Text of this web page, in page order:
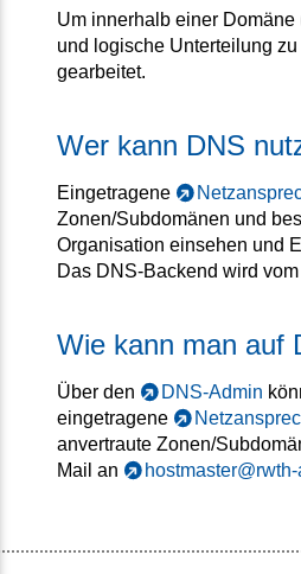
Um innerhalb einer Domäne
und logische Unterteilung
gearbeitet.
Wer kann DNS
Eingetragene
Zonen/Subdomänen und
Organisation einsehen und
Das DNS-Backend wird
Wie kann man auf
Über den DNS-Admin
eingetragene
anvertraute Zonen/
Mail an